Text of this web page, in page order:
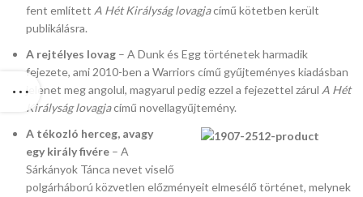
fent említett A Hét Királyság lovagjacímű kötetben került
publikálásra.
A rejtélyes lovag – A Dunk és Egg történetek harmadik
fejezete, ami 2010-ben a Warriors című gyűjteményes kiadásban
jelenet meg angolul, magyarul pedig ezzel a fejezettel zárul A Hét
Királyság lovagjacímű novellagyűjtemény.
A tékozló herceg, avagy
egy király fivére – A
Sárkányok Tánca nevet viselő
polgárháború közvetlen előzményeit elmesélő történet, melynek